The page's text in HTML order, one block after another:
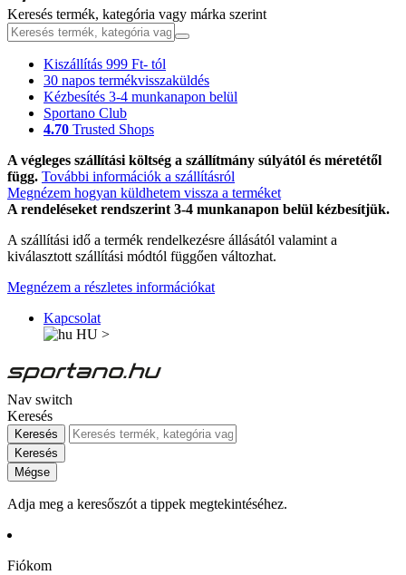
Keresés termék, kategória vagy márka szerint
Kiszállítás 999 Ft- tól
30 napos termékvisszaküldés
Kézbesítés 3-4 munkanapon belül
Sportano Club
4.70 Trusted Shops
A végleges szállítási költség a szállítmány súlyától és méretétől
függ. További információk a szállításról
Megnézem hogyan küldhetem vissza a terméket
A rendeléseket rendszerint 3-4 munkanapon belül kézbesítjük.
A szállítási idő a termék rendelkezésre állásától valamint a
kiválasztott szállítási módtól függően változhat.
Megnézem a részletes információkat
Kapcsolat
HU >
Nav switch
Keresés
Keresés
Keresés
Mégse
Adja meg a keresőszót a tippek megtekintéséhez.
Fiókom